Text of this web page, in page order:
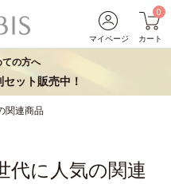
マイページ
0
カート
の方へ
ット販売中！
関連商品
代に人気の関連